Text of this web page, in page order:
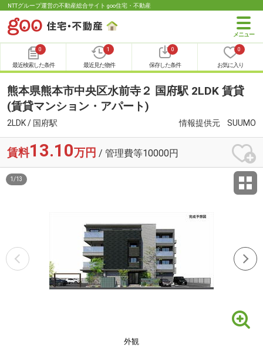
NTTグループ運営の不動産総合サイト goo住宅・不動産
0
最近検索した条件
1
最近見た物件
0
保存した条件
0
お気に入り
熊本県熊本市中央区水前寺２ 国府駅 2LDK 賃貸
(賃貸マンション・アパート)
2LDK / 国府駅 情報提供元 SUUMO
賃料13.10万円 / 管理費等10000円
外観
1 /13